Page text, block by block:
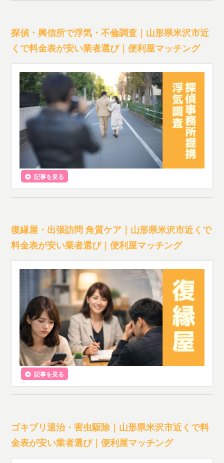
探偵・興信所で浮気・不倫調査｜山形県米沢市近
くで料金表が安い業者選び｜便利屋マッチング
記事を見る
復縁屋・出張訪問 角質ケア｜山形県米沢市近くで
料金表が安い業者選び｜便利屋マッチング
記事を見る
ゴキブリ退治・害虫駆除｜山形県米沢市近くで料
金表が安い業者選び｜便利屋マッチング